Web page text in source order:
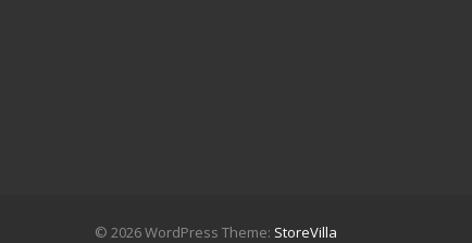
© 2026 WordPress Theme: StoreVilla